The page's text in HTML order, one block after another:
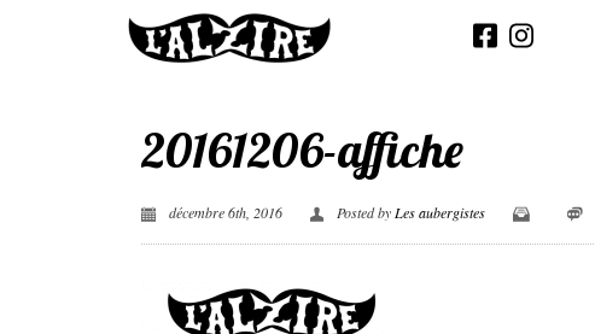
20161206-affiche
décembre 6th, 2016 Posted by Les aubergistes